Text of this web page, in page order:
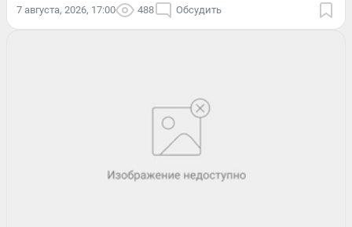
7 августа, 2026, 17:00 488 Обсудить